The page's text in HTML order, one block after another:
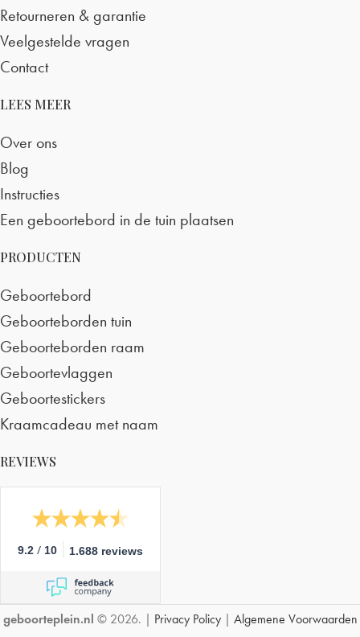
Retourneren & garantie
Veelgestelde vragen
Contact
LEES MEER
Over ons
Blog
Instructies
Een geboortebord in de tuin plaatsen
PRODUCTEN
Geboortebord
Geboorteborden tuin
Geboorteborden raam
Geboortevlaggen
Geboortestickers
Kraamcadeau met naam
REVIEWS
9.2 / 10 1.688 reviews
geboorteplein.nl © 2026. | Privacy Policy| Algemene Voorwaarden